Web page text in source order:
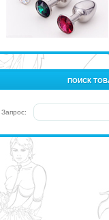
ПОИСК
Запрос: